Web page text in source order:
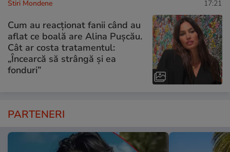
Stiri Mondene 17:21
Cum au reacționat fanii când au
aflat ce boală are Alina Pușcău.
Cât ar costa tratamentul:
„Încearcă să strângă și ea
fonduri”
PARTENERI